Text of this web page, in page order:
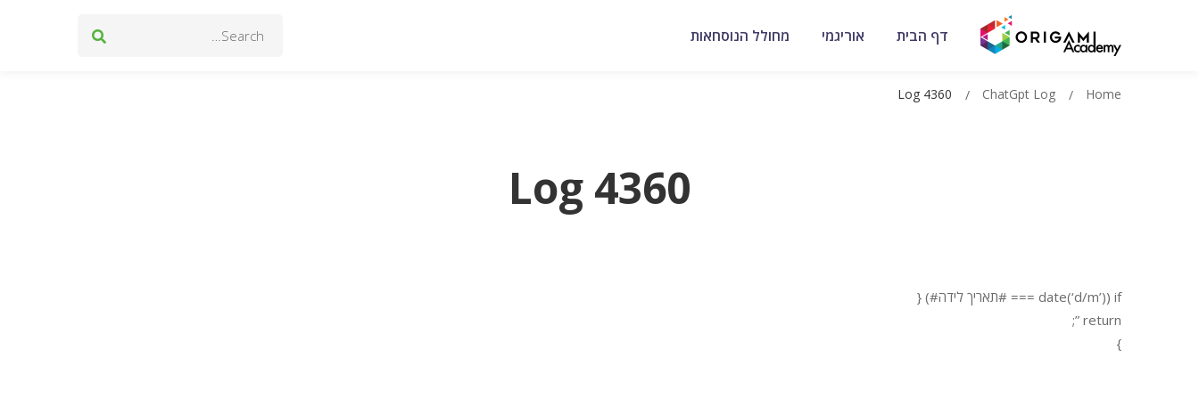
דף הבית אוריגמי מחולל הנוסחאות
Log 4360
Home
ChatGpt Log
Log 4360
if (date(‘d/m’) === #תאריך לידה#) {
return ”;
}